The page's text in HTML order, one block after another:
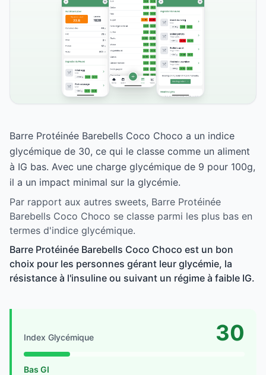
Barre Protéinée Barebells Coco Choco a un indice
glycémique de 30, ce qui le classe comme un aliment
à IG bas. Avec une charge glycémique de 9 pour 100g,
il a un impact minimal sur la glycémie.
Par rapport aux autres sweets, Barre Protéinée
Barebells Coco Choco se classe parmi les plus bas en
termes d'indice glycémique.
Barre Protéinée Barebells Coco Choco est un bon
choix pour les personnes gérant leur glycémie, la
résistance à l'insuline ou suivant un régime à faible IG.
Index Glycémique 30
Bas GI